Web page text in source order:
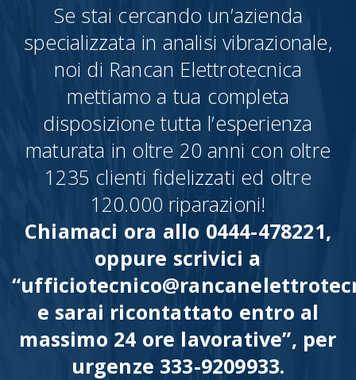
Se stai cercando un’azienda
specializzata in analisi vibrazionale,
noi di Rancan Elettrotecnica
mettiamo a tua completa
disposizione tutta l’esperienza
maturata in oltre 20 anni con oltre
1235 clienti fidelizzati ed oltre
120.000 riparazioni!
Chiamaci ora allo 0444-478221,
oppure scrivici a
e sarai ricontattato entro al
massimo 24 ore lavorative”, per
urgenze 333-9209933.